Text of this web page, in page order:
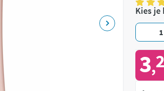
Kies je
3,